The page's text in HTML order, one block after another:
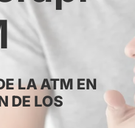
LA ATM EN
DE LOS